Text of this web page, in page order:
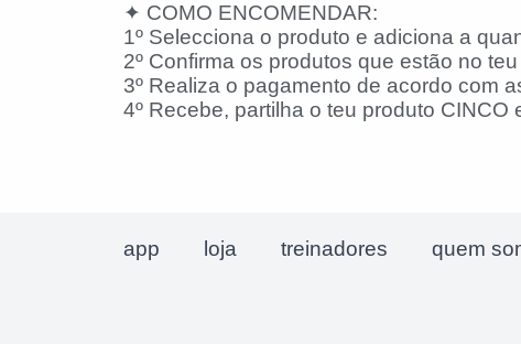
✦ COMO ENCOMENDAR:
1º Selecciona o produto e adiciona a
2º Confirma os produtos que estão no
3º Realiza o pagamento de acordo com
4º Recebe, partilha o teu produto CINCO
app loja treinadores quem